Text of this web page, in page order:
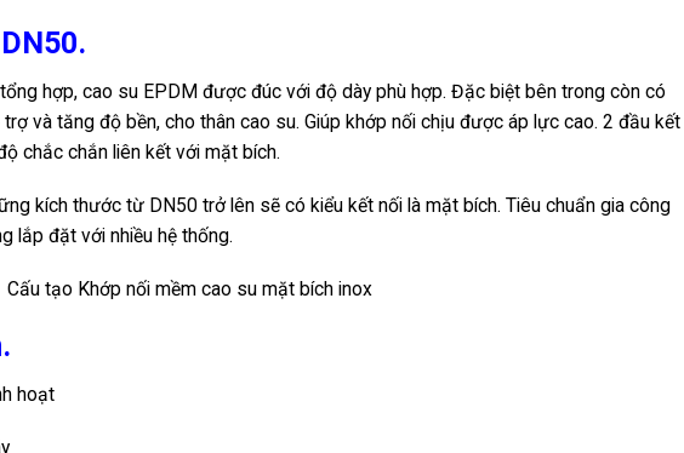
hợp, cao su EPDM được đúc với độ dày phù hợp. Đặc biệt bên trong còn có
và tăng độ bền, cho thân cao su. Giúp khớp nối chịu được áp lực cao. 2 đầu kết
chắc chắn liên kết với mặt bích.
kích thước từ DN50 trở lên sẽ có kiểu kết nối là mặt bích. Tiêu chuẩn gia công
lắp đặt với nhiều hệ thống.
hoạt